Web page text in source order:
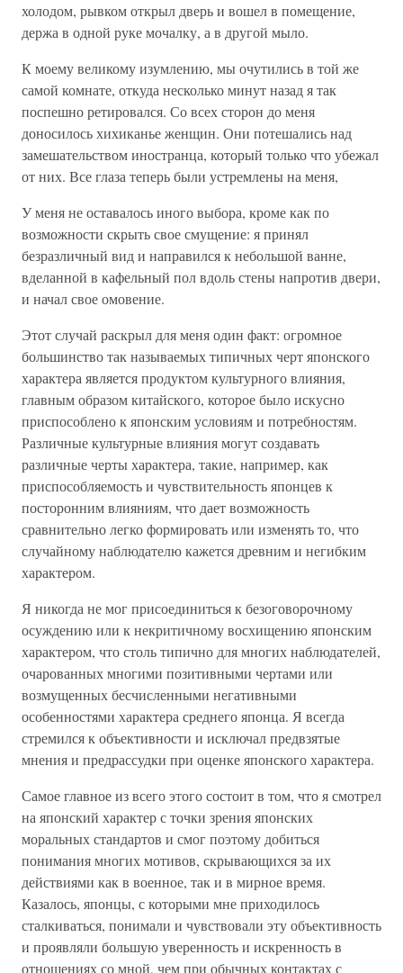
холодом, рывком открыл дверь и вошел в помещение,
держа в одной руке мочалку, а в другой мыло.
К моему великому изумлению, мы очутились в той же
самой комнате, откуда несколько минут назад я так
поспешно ретировался. Со всех сторон до меня
доносилось хихиканье женщин. Они потешались над
замешательством иностранца, который только что убежал
от них. Все глаза теперь были устремлены на меня,
У меня не оставалось иного выбора, кроме как по
возможности скрыть свое смущение: я принял
безразличный вид и направился к небольшой ванне,
вделанной в кафельный пол вдоль стены напротив двери,
и начал свое омовение.
Этот случай раскрыл для меня один факт: огромное
большинство так называемых типичных черт японского
характера является продуктом культурного влияния,
главным образом китайского, которое было искусно
приспособлено к японским условиям и потребностям.
Различные культурные влияния могут создавать
различные черты характера, такие, например, как
приспособляемость и чувствительность японцев к
посторонним влияниям, что дает возможность
сравнительно легко формировать или изменять то, что
случайному наблюдателю кажется древним и негибким
характером.
Я никогда не мог присоединиться к безоговорочному
осуждению или к некритичному восхищению японским
характером, что столь типично для многих наблюдателей,
очарованных многими позитивными чертами или
возмущенных бесчисленными негативными
особенностями характера среднего японца. Я всегда
стремился к объективности и исключал предвзятые
мнения и предрассудки при оценке японского характера.
Самое главное из всего этого состоит в том, что я смотрел
на японский характер с точки зрения японских
моральных стандартов и смог поэтому добиться
понимания многих мотивов, скрывающихся за их
действиями как в военное, так и в мирное время.
Казалось, японцы, с которыми мне приходилось
сталкиваться, понимали и чувствовали эту объективность
и проявляли большую уверенность и искренность в
отношениях со мной, чем при обычных контактах с